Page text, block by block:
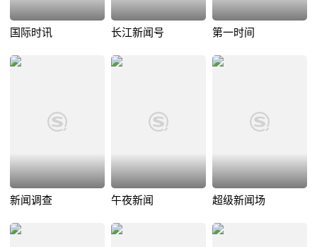
国际时讯 长江新闻号 第一时间
新闻调查 午夜新闻 超级新闻场